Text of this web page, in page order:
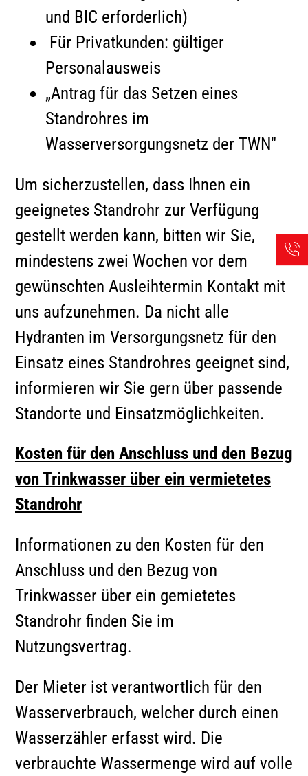
und BIC erforderlich)
Für Privatkunden: gültiger
Personalausweis
„Antrag für das Setzen eines
Standrohres im
Wasserversorgungsnetz der TWN"
Um sicherzustellen, dass Ihnen ein
geeignetes Standrohr zur Verfügung
gestellt werden kann, bitten wir Sie,
mindestens zwei Wochen vor dem
gewünschten Ausleihtermin Kontakt mit
uns aufzunehmen. Da nicht alle
Hydranten im Versorgungsnetz für den
Einsatz eines Standrohres geeignet sind,
informieren wir Sie gern über passende
Standorte und Einsatzmöglichkeiten.
Kosten für den Anschluss und den Bezug
von Trinkwasser über ein vermietetes
Standrohr
Informationen zu den Kosten für den
Anschluss und den Bezug von
Trinkwasser über ein gemietetes
Standrohr finden Sie im
Nutzungsvertrag.
Der Mieter ist verantwortlich für den
Wasserverbrauch, welcher durch einen
Wasserzähler erfasst wird. Die
verbrauchte Wassermenge wird auf volle